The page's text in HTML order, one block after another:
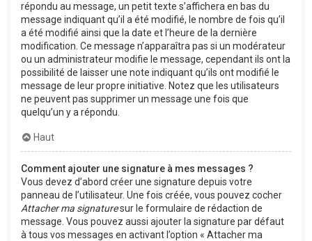
répondu au message, un petit texte s’affichera en bas du
message indiquant qu’il a été modifié, le nombre de fois qu’il
a été modifié ainsi que la date et l’heure de la dernière
modification. Ce message n’apparaîtra pas si un modérateur
ou un administrateur modifie le message, cependant ils ont la
possibilité de laisser une note indiquant qu’ils ont modifié le
message de leur propre initiative. Notez que les utilisateurs
ne peuvent pas supprimer un message une fois que
quelqu’un y a répondu.
Haut
Comment ajouter une signature à mes messages ?
Vous devez d’abord créer une signature depuis votre
panneau de l’utilisateur. Une fois créée, vous pouvez cocher
Attacher ma signaturesur le formulaire de rédaction de
message. Vous pouvez aussi ajouter la signature par défaut
à tous vos messages en activant l’option « Attacher ma